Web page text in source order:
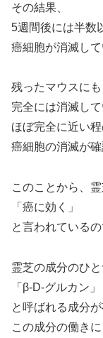
その結果、
5週間後には半数
癌細胞が消滅し
残ったマウスにも
完全には消滅して
ほぼ完全に近い
癌細胞の消滅が確
このことから、
「癌に効く」
と言われているの
霊芝の成分のひと
「β-D-グルカン」
と呼ばれる成分が
この成分の働きに